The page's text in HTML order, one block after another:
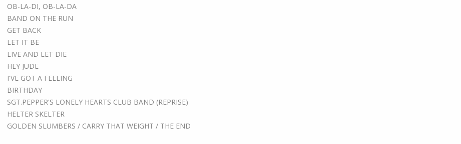
OB-LA-DI, OB-LA-DA
BAND ON THE RUN
GET BACK
LET IT BE
LIVE AND LET DIE
HEY JUDE
I'VE GOT A FEELING
BIRTHDAY
SGT.PEPPER'S LONELY HEARTS CLUB BAND (REPRISE)
HELTER SKELTER
GOLDEN SLUMBERS / CARRY THAT WEIGHT / THE END